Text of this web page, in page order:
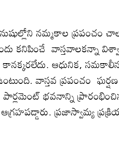
నమ్మకాల ప్రపంచం
కనిపించే వాస్తవాలకన్నా
కానక్కరలేదు. ఆధునిక,
వాస్తవ ప్రపంచం
పార్లమెంట్‌ భవనాన్ని
ఆగ్రహపడ్డారు. ప్రజాస్వామ్య